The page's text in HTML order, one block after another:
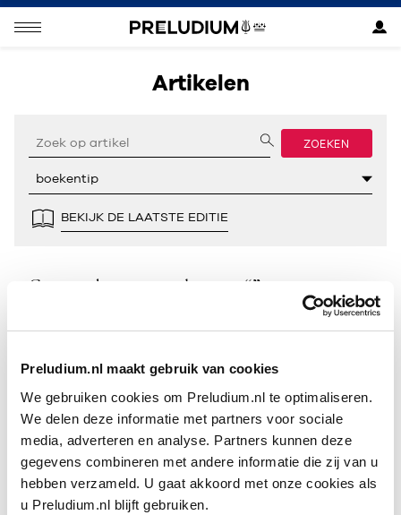
Preludium.nl maakt gebruik van cookies
We gebruiken cookies om Preludium.nl te optimaliseren.
We delen deze informatie met partners voor sociale
media, adverteren en analyse. Partners kunnen deze
gegevens combineren met andere informatie die zij van u
hebben verzameld. U gaat akkoord met onze cookies als
u Preludium.nl blijft gebruiken.
Artikelen
ZOEKEN
BEKIJK DE LAATSTE EDITIE
Geen resultaten gevonden voor “”.